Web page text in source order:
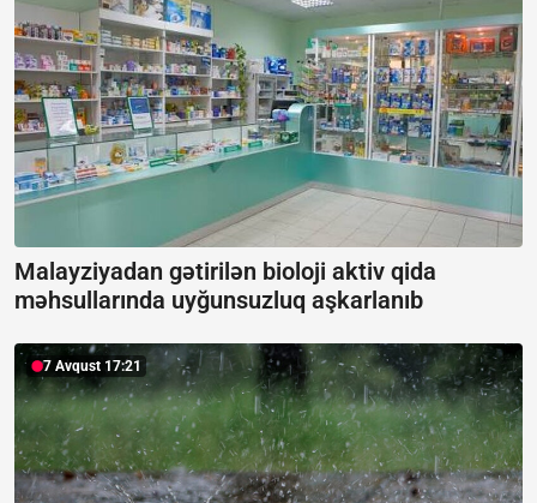
Malayziyadan gətirilən bioloji aktiv qida
məhsullarında uyğunsuzluq aşkarlanıb
7 Avqust 17:21